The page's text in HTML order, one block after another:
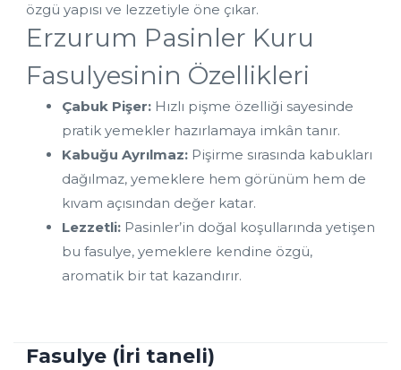
özgü yapısı ve lezzetiyle öne çıkar.
Erzurum Pasinler Kuru
Fasulyesinin Özellikleri
Çabuk Pişer: Hızlı pişme özelliği sayesinde
pratik yemekler hazırlamaya imkân tanır.
Kabuğu Ayrılmaz: Pişirme sırasında kabukları
dağılmaz, yemeklere hem görünüm hem de
kıvam açısından değer katar.
Lezzetli: Pasinler’in doğal koşullarında yetişen
bu fasulye, yemeklere kendine özgü,
aromatik bir tat kazandırır.
Fasulye (İri taneli)